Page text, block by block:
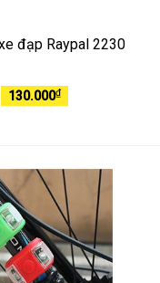
đạp Raypal 2230
130.000₫